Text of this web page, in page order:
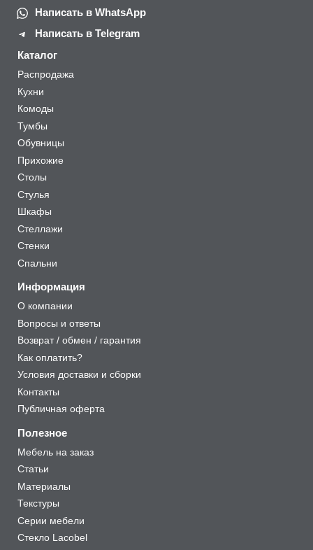
Написать в WhatsApp
Написать в Telegram
Каталог
Распродажа
Кухни
Комоды
Тумбы
Обувницы
Прихожие
Столы
Стулья
Шкафы
Стеллажи
Стенки
Спальни
Информация
О компании
Вопросы и ответы
Возврат / обмен / гарантия
Как оплатить?
Условия доставки и сборки
Контакты
Публичная оферта
Полезное
Мебель на заказ
Статьи
Материалы
Текстуры
Серии мебели
Стекло Lacobel